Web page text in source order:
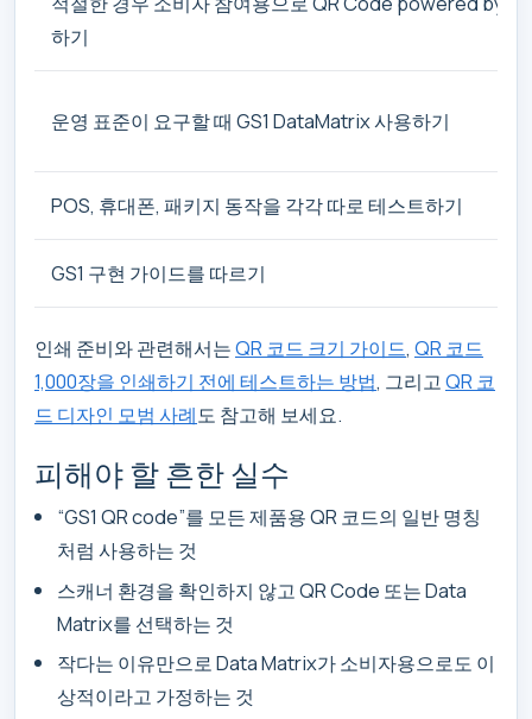
하기
운영 표준이 요구할 때 GS1 DataMatrix 사용하기
POS, 휴대폰, 패키지 동작을 각각 따로 테스트하기
GS1 구현 가이드를 따르기
인쇄 준비와 관련해서는QR 코드 크기 가이드, QR 코드
1,000장을 인쇄하기 전에 테스트하는 방법, 그리고QR 코
드 디자인 모범 사례도 참고해 보세요.
피해야 할 흔한 실수
“GS1 QR code”를 모든 제품용 QR 코드의 일반 명칭
처럼 사용하는 것
스캐너 환경을 확인하지 않고 QR Code 또는 Data
Matrix를 선택하는 것
작다는 이유만으로 Data Matrix가 소비자용으로도 이
상적이라고 가정하는 것